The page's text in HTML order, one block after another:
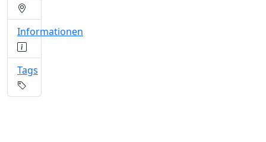
Informationen
Tags